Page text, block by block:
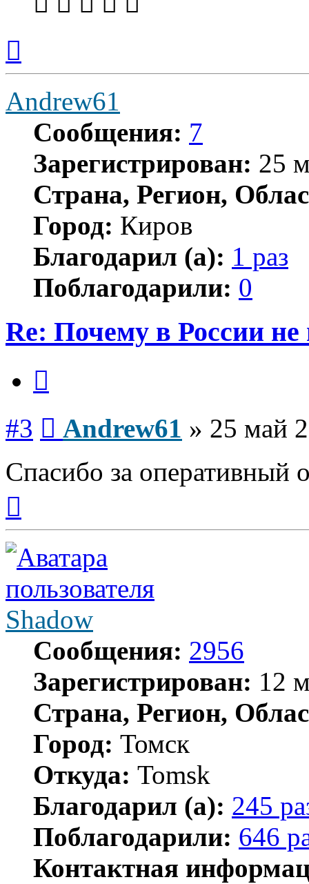
началу
Andrew61
Сообщения: 7
Зарегистрирован: 25
Страна, Регион,
Город: Киров
Благодарил (а): 1 раз
Поблагодарили: 0
Re: Почему в России не
#3 Andrew61 » 25 май
Спасибо за оперативный
началу
Shadow
Сообщения: 2956
Зарегистрирован: 12
Страна, Регион,
Город: Томск
Откуда: Tomsk
Благодарил (а): 245
Поблагодарили: 646
Контактная